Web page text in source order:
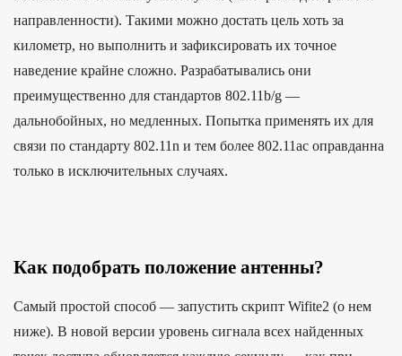
направленности). Такими можно достать цель хоть за
километр, но выполнить и зафиксировать их точное
наведение крайне сложно. Разрабатывались они
преимущественно для стандартов 802.11b/g —
дальнобойных, но медленных. Попытка применять их для
связи по стандарту 802.11n и тем более 802.11ac оправданна
только в исключительных случаях.
Как подобрать положение антенны?
Самый простой способ — запустить скрипт Wifite2 (о нем
ниже). В новой версии уровень сигнала всех найденных